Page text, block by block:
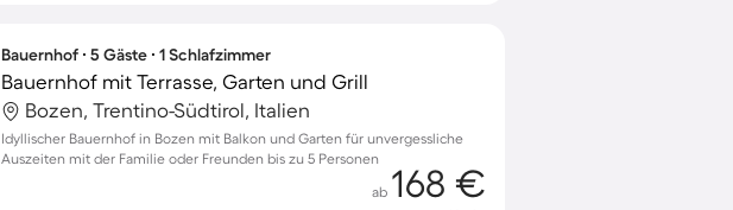
Bauernhof ∙ 5 Gäste ∙ 1 Schlafzimmer
Bauernhof mit Terrasse, Garten und Grill
Bozen, Trentino-Südtirol, Italien
Idyllischer Bauernhof in Bozen mit Balkon und Garten für unvergessliche
Auszeiten mit der Familie oder Freunden bis zu 5 Personen
ab 168 €